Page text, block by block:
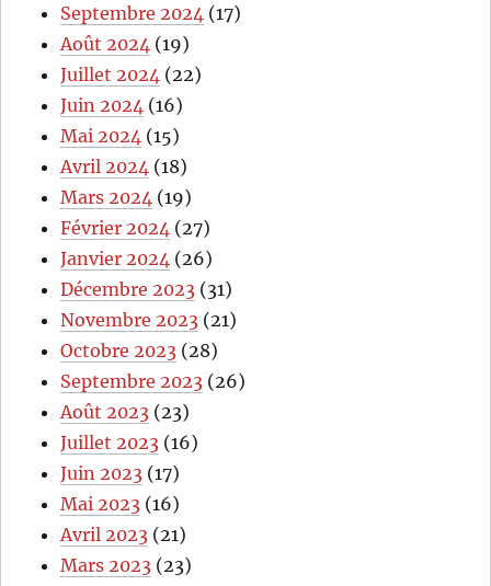
Septembre 2024 (17)
Août 2024 (19)
Juillet 2024 (22)
Juin 2024 (16)
Mai 2024 (15)
Avril 2024 (18)
Mars 2024 (19)
Février 2024 (27)
Janvier 2024 (26)
Décembre 2023 (31)
Novembre 2023 (21)
Octobre 2023 (28)
Septembre 2023 (26)
Août 2023 (23)
Juillet 2023 (16)
Juin 2023 (17)
Mai 2023 (16)
Avril 2023 (21)
Mars 2023 (23)